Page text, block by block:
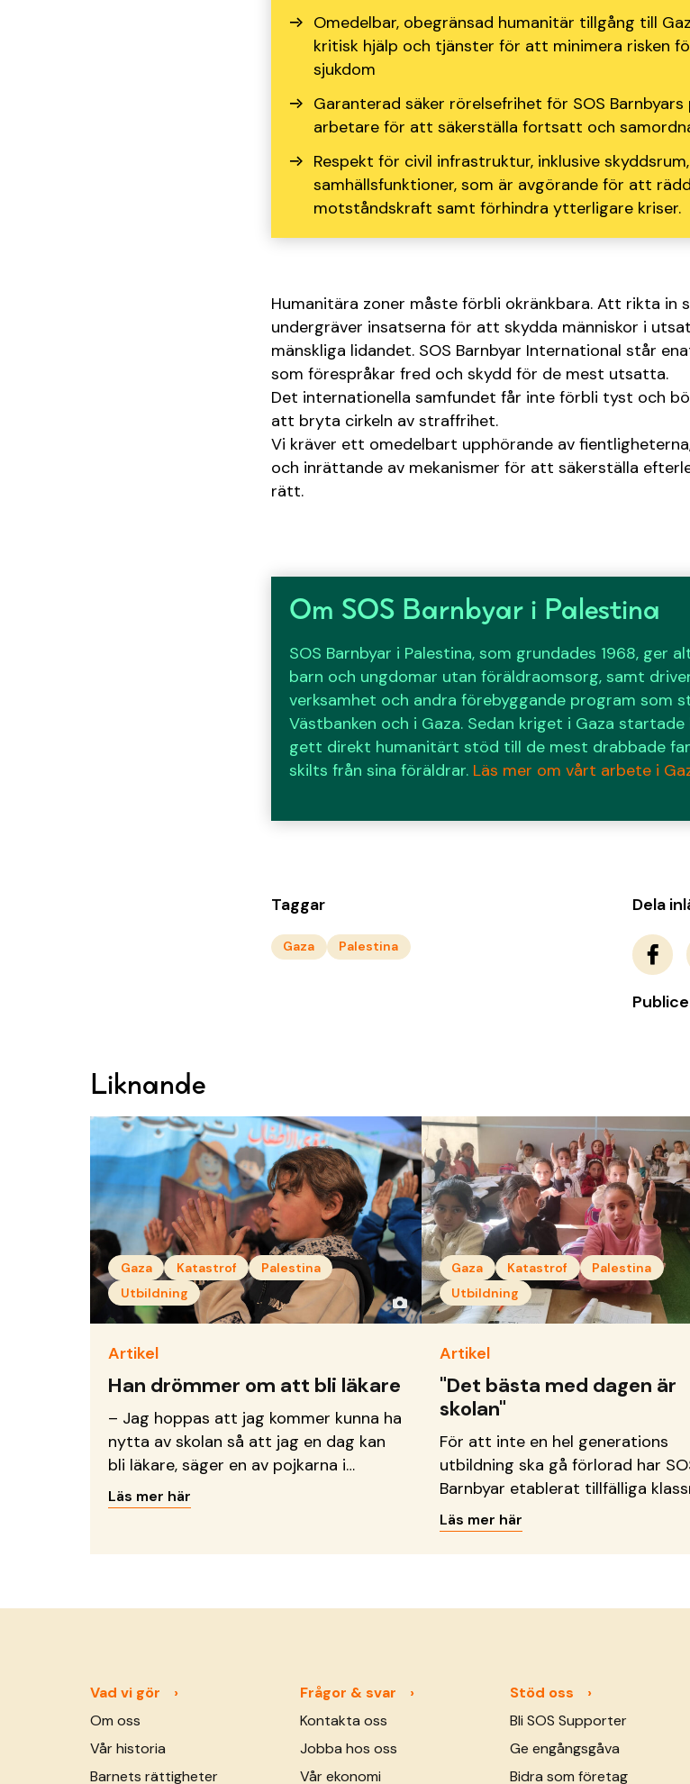
Omedelbar, obegränsad humanitär tillgång till
kritisk hjälp och tjänster för att minimera risken
sjukdom
Garanterad säker rörelsefrihet för SOS
arbetare för att säkerställa fortsatt och
Respekt för civil infrastruktur, inklusive
samhällsfunktioner, som är avgörande för att
motståndskraft samt förhindra ytterligare kriser.
Humanitära zoner måste förbli okränkbara. Att rikta in
undergräver insatserna för att skydda människor i
mänskliga lidandet. SOS Barnbyar International står
som förespråkar fred och skydd för de mest utsatta.
Det internationella samfundet får inte förbli tyst och
att bryta cirkeln av straffrihet.
Vi kräver ett omedelbart upphörande av
och inrättande av mekanismer för att säkerställa
rätt.
Om SOS Barnbyar i Palestina
SOS Barnbyar i Palestina, som grundades 1968, ger
barn och ungdomar utan föräldraomsorg, samt
verksamhet och andra förebyggande program som
Västbanken och i Gaza. Sedan kriget i Gaza startade
gett direkt humanitärt stöd till de mest drabbade
skilts från sina föräldrar. Läs mer om vårt arbete i
Taggar
Gaza Palestina
Dela
Liknande
Gaza Katastrof
Palestina
Utbildning
Artikel
Han drömmer om att bli läkare
– Jag hoppas att jag kommer kunna ha
nytta av skolan så att jag en dag kan
bli läkare, säger en av pojkarna i
lärcentret.
Läs mer här
Gaza Katastrof
Palestina
Utbildning
Artikel
"Det bästa med dagen är
skolan"
För att inte en hel generations
utbildning ska gå förlorad har
Barnbyar etablerat tillfälliga
tältlägret i Khan Younis.
Läs mer här
Vad vi gör
Om oss
Vår historia
Barnets rättigheter
Frågor & svar
Kontakta oss
Jobba hos oss
Vår ekonomi
Stöd oss
Bli SOS Supporter
Ge engångsgåva
Bidra som företag